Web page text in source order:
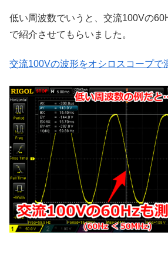
低い周波数でいうと、交流100Vの
で紹介させてもらいました。
交流100Vの波形をオシロスコープで